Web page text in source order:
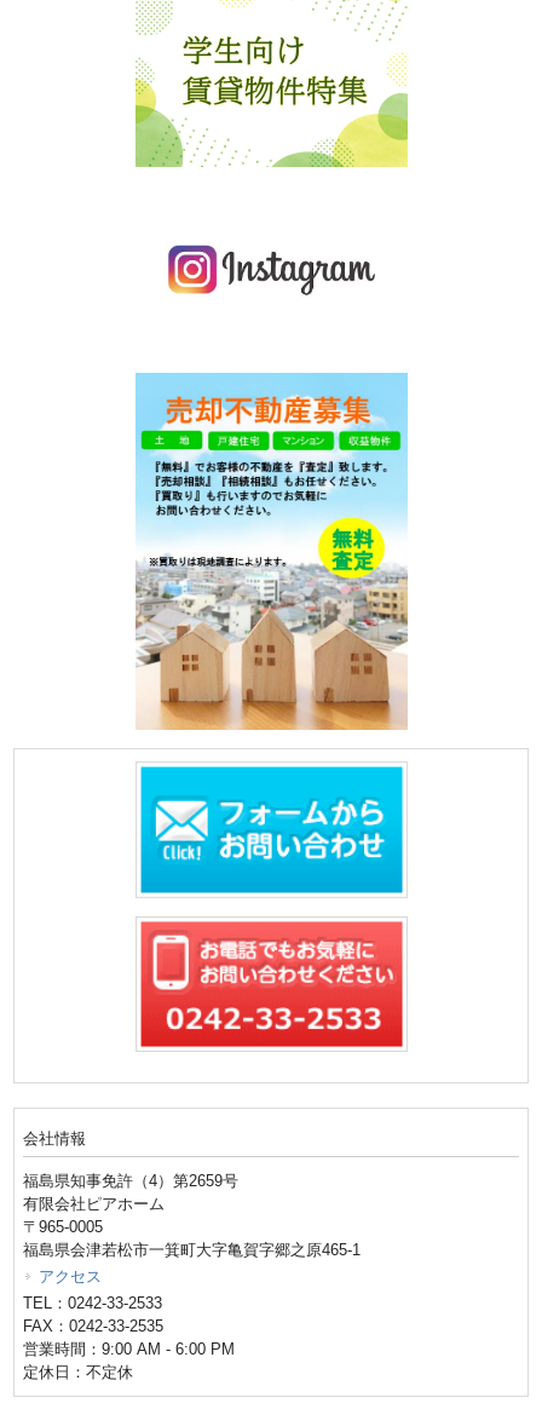
会社情報
福島県知事免許（4）第2659号
有限会社ピアホーム
〒965-0005
福島県会津若松市一箕町大字亀賀字郷之原465-1
アクセス
TEL：0242-33-2533
FAX：0242-33-2535
営業時間：9:00 AM - 6:00 PM
定休日：不定休